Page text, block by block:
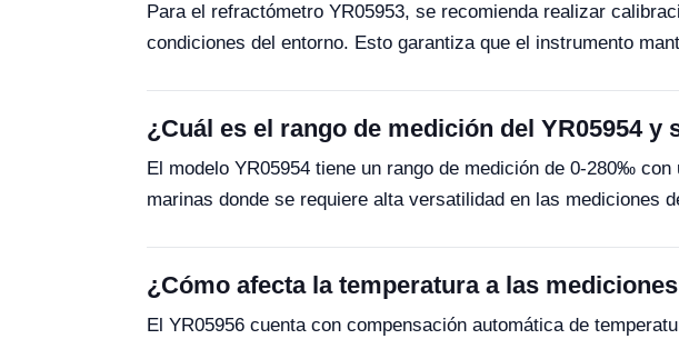
Para el refractómetro YR05953, se recomienda realizar
condiciones del entorno. Esto garantiza que el instrumento
¿Cuál es el rango de medición del YR05954 y
El modelo YR05954 tiene un rango de medición de 0-280‰
marinas donde se requiere alta versatilidad en las mediciones
¿Cómo afecta la temperatura a las
El YR05956 cuenta con compensación automática de